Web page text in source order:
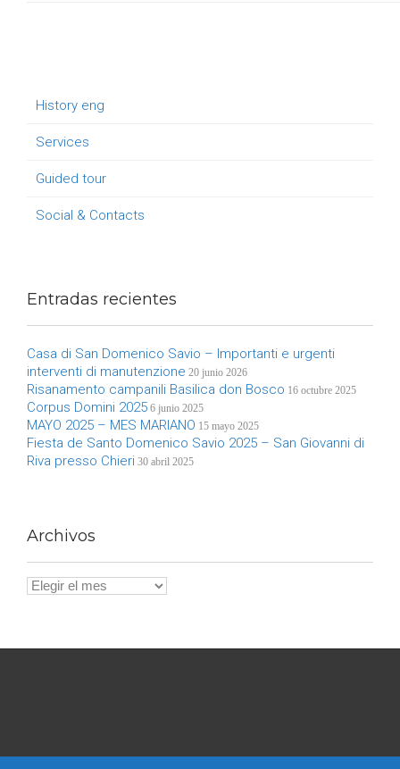
History eng
Services
Guided tour
Social & Contacts
Entradas recientes
Casa di San Domenico Savio – Importanti e urgenti
interventi di manutenzione 20 junio 2026
Risanamento campanili Basilica don Bosco 16 octubre 2025
Corpus Domini 2025 6 junio 2025
MAYO 2025 – MES MARIANO 15 mayo 2025
Fiesta de Santo Domenico Savio 2025 – San Giovanni di
Riva presso Chieri 30 abril 2025
Archivos
Archivos